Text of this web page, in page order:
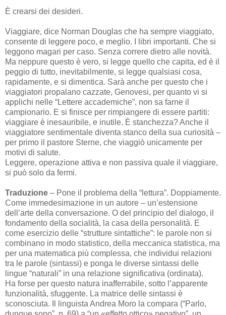
È crearsi dei desideri.
Viaggiare, dice Norman Douglas che ha sempre viaggiato,
consente di leggere poco, e meglio. I libri importanti. Che si
leggono magari per caso. Senza correre dietro alle novità.
Ma neppure questo è vero, si legge quello che capita, ed è il
peggio di tutto, inevitabilmente, si legge qualsiasi cosa,
rapidamente, e si dimentica. Sarà anche per questo che i
viaggiatori propalano cazzate, Genovesi, per quanto vi si
applichi nelle “Lettere accademiche”, non sa farne il
campionario. E si finisce per rimpiangere di essere partiti:
viaggiare è inesauribile, e inutile. È stanchezza? Anche il
viaggiatore sentimentale diventa stanco della sua curiosità –
per primo il pastore Sterne, che viaggiò unicamente per
motivi di salute.
Leggere, operazione attiva e non passiva quale il viaggiare,
si può solo da fermi.
Traduzione – Pone il problema della “lettura”. Doppiamente.
Come immedesimazione in un autore – un’estensione
dell’arte della conversazione. O del principio del dialogo, il
fondamento della socialità, la casa della personalità. E
come esercizio delle “strutture sintattiche”: le parole non si
combinano in modo statistico, della meccanica statistica, ma
per una matematica più complessa, che individui relazioni
tra le parole (sintassi) e ponga le diverse sintassi delle
lingue “naturali” in una relazione significativa (ordinata).
Ha forse per questo natura inafferrabile, sotto l’apparente
funzionalità, sfuggente. La matrice delle sintassi è
sconosciuta. Il linguista Andrea Moro la compara (“Parlo,